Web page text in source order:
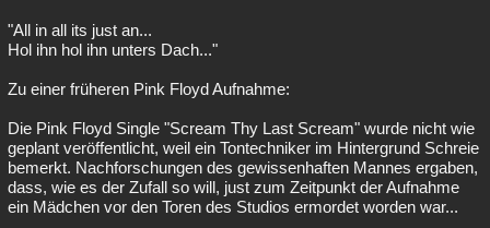
"All in all its just an...
Hol ihn hol ihn unters Dach..."
Zu einer früheren Pink Floyd Aufnahme:
Die Pink Floyd Single "Scream Thy Last Scream" wurde nicht wie
geplant veröffentlicht, weil ein Tontechniker im Hintergrund Schreie
bemerkt. Nachforschungen des gewissenhaften Mannes ergaben,
dass, wie es der Zufall so will, just zum Zeitpunkt der Aufnahme
ein Mädchen vor den Toren des Studios ermordet worden war...